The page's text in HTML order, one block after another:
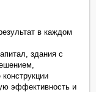
в каждом
здания с
эффективность и